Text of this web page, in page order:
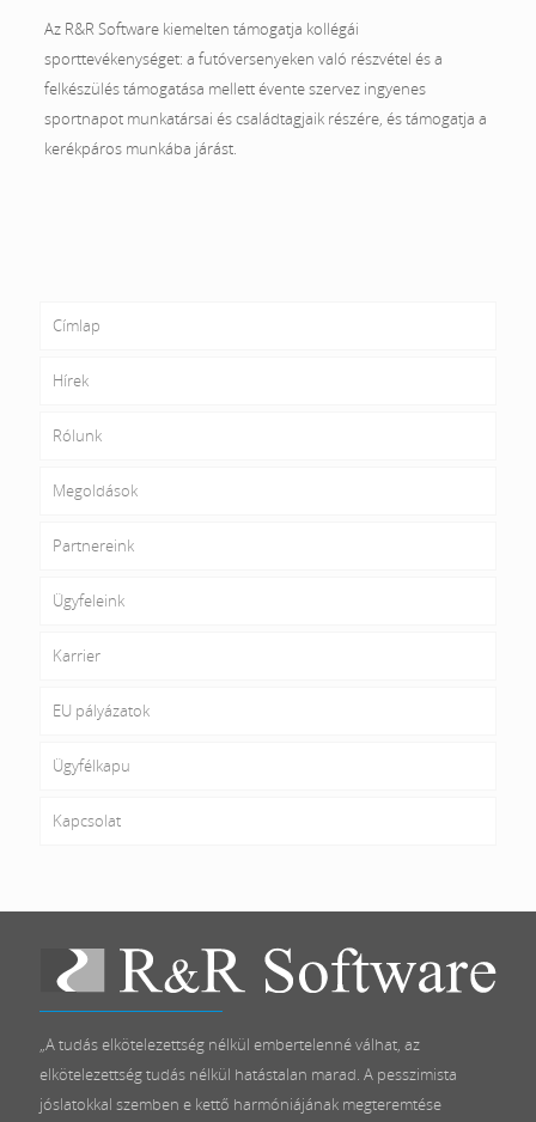
Az R&R Software kiemelten támogatja kollégái
sporttevékenységet: a futóversenyeken való részvétel és a
felkészülés támogatása mellett évente szervez ingyenes
sportnapot munkatársai és családtagjaik részére, és támogatja a
kerékpáros munkába járást.
Címlap
Hírek
Rólunk
Megoldások
Partnereink
Ügyfeleink
Karrier
EU pályázatok
Ügyfélkapu
Kapcsolat
„A tudás elkötelezettség nélkül embertelenné válhat, az
elkötelezettség tudás nélkül hatástalan marad. A pesszimista
jóslatokkal szemben e kettő harmóniájának megteremtése